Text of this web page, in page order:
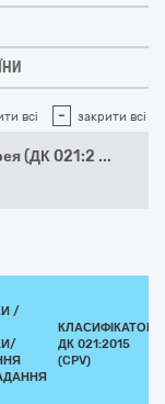
всі - закрити всі
(ДК 021:2 ...
/
КЛАСИФІКАТОР
ДК 021:2015
(CPV)